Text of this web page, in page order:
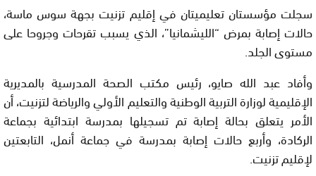
سجلت مؤسستان تعليميتان في إقليم تزنيت بجهة سوس ماسة،
حالات إصابة بمرض “الليشمانيا”، الذي يسبب تقرحات وجروحا على
مستوى الجلد.
وأفاد عبد الله صايو، رئيس مكتب الصحة المدرسية بالمديرية
الإقليمية لوزارة التربية الوطنية والتعليم الأولي والرياضة لتزنيت، أن
الأمر يتعلق بحالة إصابة تم تسجيلها بمدرسة ابتدائية بجماعة
الركادة، وأربع حالات إصابة بمدرسة في جماعة أنمل، التابعتين
لإقليم تزنيت.